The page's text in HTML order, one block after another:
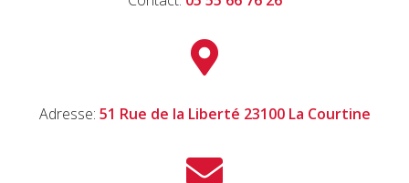

Adresse: 51 Rue de la Liberté 23100 La Courtine
